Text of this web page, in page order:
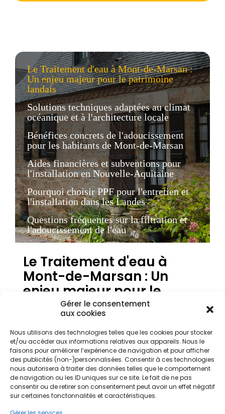
Gérer le consentement
aux cookies
Nous utilisons des technologies telles que les cookies pour stocker
et/ou accéder aux informations relatives aux appareils. Nous le
faisons pour améliorer l’expérience de navigation et pour afficher
des publicités (non-)personnalisées. Consentir à ces technologies
nous autorisera à traiter des données telles que le comportement
de navigation ou les ID uniques sur ce site. Le fait de ne pas
consentir ou de retirer son consentement peut avoir un effet négatif
sur certaines fonctonnalités et caractéristiques.
Le Traitement d'eau à Mont-de-Marsan :
Un enjeu majeur pour le patrimoine
landais
Solutions techniques adaptées au climat
océanique et à l'architecture locale
Bénéfices concrets de l'adoucissement
pour les habitants de Mont-de-Marsan
Aides financières et subventions pour
l'installation en Nouvelle-Aquitaine
Pourquoi choisir PPF pour l'entretien et
l'installation dans les Landes
Questions fréquentes sur la filtration et
l'adoucissement de l'eau
Le Traitement d'eau à
Mont-de-Marsan : Un
enjeu majeur pour le
patrimoine landais
La qualité de l'eau est une préoccupation centrale
pour les propriétaires résidant à Mont-de-Marsan,
capitale des Landes. Située à la confluence de la
Midouze et de la Douze, la ville bénéficie d'un
environnement unique, mais l'eau distribuée dans
le réseau peut présenter des caractéristiques
spécifiques liées au sol et au climat océanique.
Que vous habitiez dans le Centre-ville historique